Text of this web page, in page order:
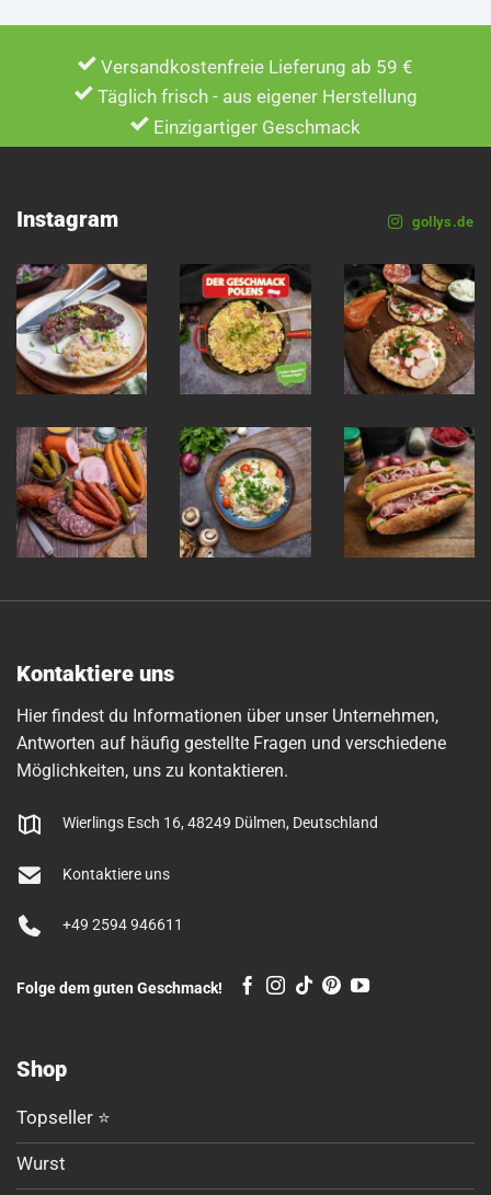
Versandkostenfreie Lieferung ab 59 €
Täglich frisch - aus eigener Herstellung
Einzigartiger Geschmack
Instagram gollys.de
Kontaktiere uns
Hier findest du Informationen über unser Unternehmen,
Antworten auf häufig gestellte Fragen und verschiedene
Möglichkeiten, uns zu kontaktieren.
Wierlings Esch 16, 48249 Dülmen, Deutschland
Kontaktiere uns
+49 2594 946611
Folge dem guten Geschmack!
Shop
Topseller ⭐
Wurst